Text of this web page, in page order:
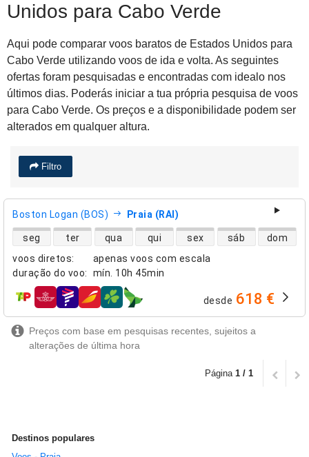
Unidos para Cabo Verde
Aqui pode comparar voos baratos de Estados Unidos para
Cabo Verde utilizando voos de ida e volta. As seguintes
ofertas foram pesquisadas e encontradas com idealo nos
últimos dias. Poderás iniciar a tua própria pesquisa de voos
para Cabo Verde. Os preços e a disponibilidade podem ser
alterados em qualquer altura.
Filtro
Boston Logan (BOS) Praia (RAI)
voos diretos:
apenas voos com escala
duração do voo: mín. 10h 45min
disponibilidade de voos diretos
seg ter qua qui sex sáb dom
companhias aéreas desde 618 €
Preços com base em pesquisas recentes, sujeitos a
alterações de última hora
Página 1 / 1
Destinos populares